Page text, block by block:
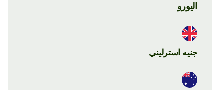
اليورو
جنيه استرليني